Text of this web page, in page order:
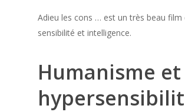
Adieu les cons … est un très beau film
sensibilité et intelligence.
Humanisme et